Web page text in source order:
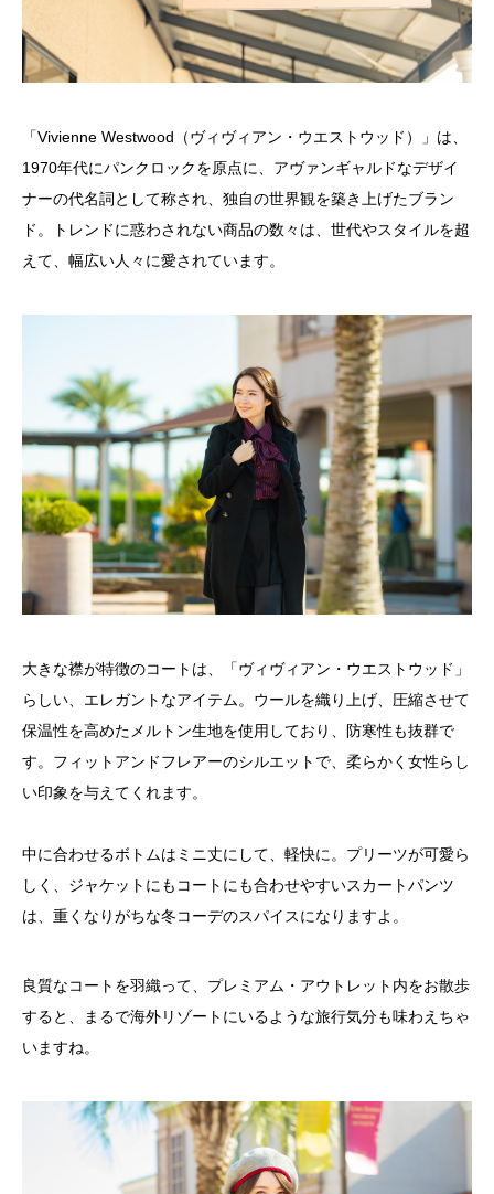
「Vivienne Westwood（ヴィヴィアン・ウエストウッド）」は、
1970年代にパンクロックを原点に、アヴァンギャルドなデザイ
ナーの代名詞として称され、独自の世界観を築き上げたブラン
ド。トレンドに惑わされない商品の数々は、世代やスタイルを超
えて、幅広い人々に愛されています。
大きな襟が特徴のコートは、「ヴィヴィアン・ウエストウッド」
らしい、エレガントなアイテム。ウールを織り上げ、圧縮させて
保温性を高めたメルトン生地を使用しており、防寒性も抜群で
す。フィットアンドフレアーのシルエットで、柔らかく女性らし
い印象を与えてくれます。
中に合わせるボトムはミニ丈にして、軽快に。プリーツが可愛ら
しく、ジャケットにもコートにも合わせやすいスカートパンツ
は、重くなりがちな冬コーデのスパイスになりますよ。
良質なコートを羽織って、プレミアム・アウトレット内をお散歩
すると、まるで海外リゾートにいるような旅行気分も味わえちゃ
いますね。